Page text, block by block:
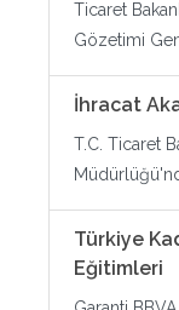
Ticaret
Gözetimi
İhracat
T.C. Ticaret
Türkiye
Eğitimleri